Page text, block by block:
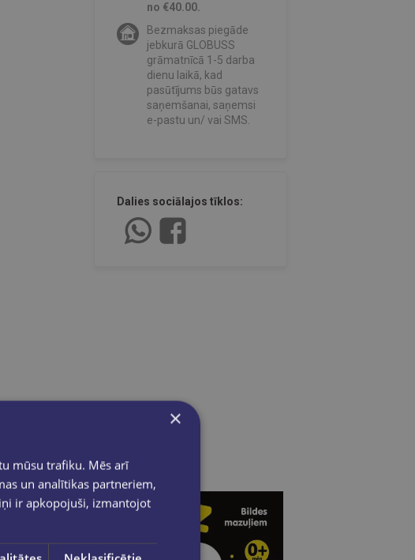
no €40.00.
Bezmaksas piegāde
jebkurā GLOBUSS
grāmatnīcā 1-5 darba
dienu laikā, kad
pasūtījums būs gatavs
saņemšanai, saņemsi
e-pastu un/ vai SMS.
Dalies sociālajos tīklos:
×
mūsu trafiku. Mēs arī
un analītikas partneriem,
ir apkopojuši, izmantojot